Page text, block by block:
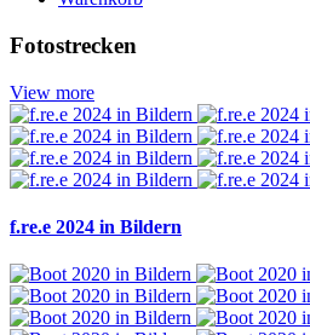
Fotostrecken
View more
f.re.e 2024 in Bildern